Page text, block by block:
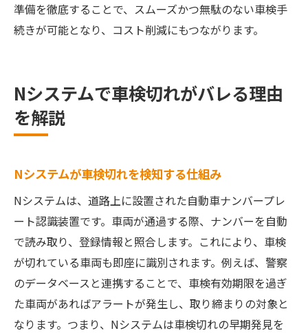
準備を徹底することで、スムーズかつ無駄のない車検手
続きが可能となり、コスト削減にもつながります。
Nシステムで車検切れがバレる理由
を解説
Nシステムが車検切れを検知する仕組み
Nシステムは、道路上に設置された自動車ナンバープレ
ート認識装置です。車両が通過する際、ナンバーを自動
で読み取り、登録情報と照合します。これにより、車検
が切れている車両も即座に識別されます。例えば、警察
のデータベースと連携することで、車検有効期限を過ぎ
た車両があればアラートが発生し、取り締まりの対象と
なります。つまり、Nシステムは車検切れの早期発見を